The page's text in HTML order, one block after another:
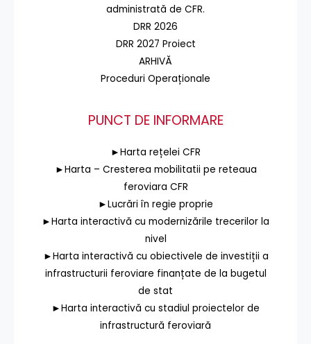
administrată de CFR.
DRR 2026
DRR 2027 Proiect
ARHIVĂ
Proceduri Operaționale
PUNCT DE INFORMARE
►Harta rețelei CFR
►Harta – Cresterea mobilitatii pe reteaua
feroviara CFR
►Lucrări în regie proprie
►Harta interactivă cu modernizările trecerilor la
nivel
►Harta interactivă cu obiectivele de investiții a
infrastructurii feroviare finanțate de la bugetul
de stat
►Harta interactivă cu stadiul proiectelor de
infrastructură feroviară